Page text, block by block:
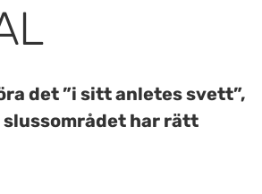
det ”i sitt anletes svett”,
har rätt